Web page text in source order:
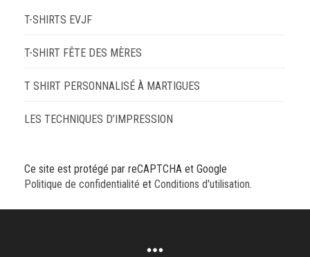
T-SHIRTS EVJF
T-SHIRT FÊTE DES MÈRES
T SHIRT PERSONNALISÉ À MARTIGUES
LES TECHNIQUES D’IMPRESSION
Ce site est protégé par reCAPTCHA et Google
Politique de confidentialité et Conditions d'utilisation.